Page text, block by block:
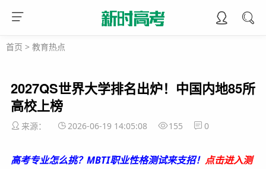
首页 > 教育热点
2027QS世界大学排名出炉！中国内地85所
高校上榜
来源： 2026-06-19 14:05:08 155 0
高考专业怎么挑？MBTI职业性格测试来支招！ 点击进入测